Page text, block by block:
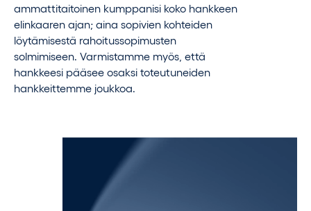
ammattitaitoinen kumppanisi koko hankkeen
elinkaaren ajan; aina sopivien kohteiden
löytämisestä rahoitussopimusten
solmimiseen. Varmistamme myös, että
hankkeesi pääsee osaksi toteutuneiden
hankkeittemme joukkoa.